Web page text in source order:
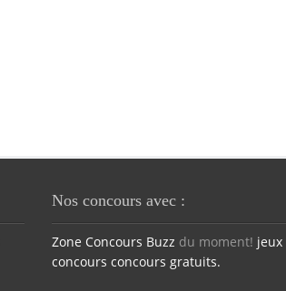
Nos concours avec :
Zone Concours Buzz du moment! jeux
concours concours gratuits.